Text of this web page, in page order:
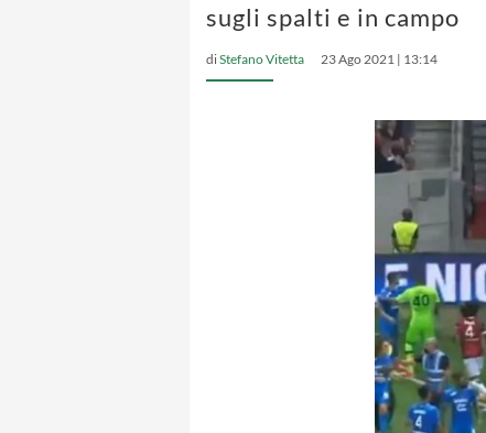
sugli spalti e in campo
diStefano Vitetta 23 Ago 2021 | 13:14